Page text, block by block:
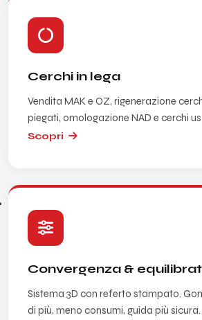
Cerchi in lega
Vendita MAK e OZ, rigenerazione
piegati, omologazione NAD e cerchi
Scopri
Convergenza &
Sistema 3D con referto stampato.
di più, meno consumi, guida più sicura.